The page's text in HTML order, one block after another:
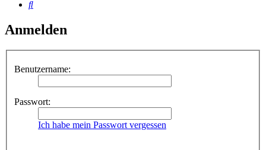
Suche
Anmelden
Benutzername:
Passwort:
Ich habe mein Passwort vergessen